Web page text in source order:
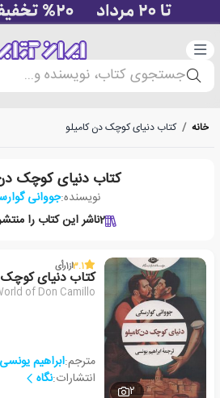
دسته‌بندی
جستجوی کتاب، نویسنده و...
خانه / کتاب دنیای کوچک دن کامیلو
کتاب دنیای کوچک
نویسنده:جووانی
2ناشر این کتاب را
2
3.1از1رأی
کتاب دنیای کوچک
of Don Camillo
مترجم:ابراهیم یونسی
انتشارات:نگاه